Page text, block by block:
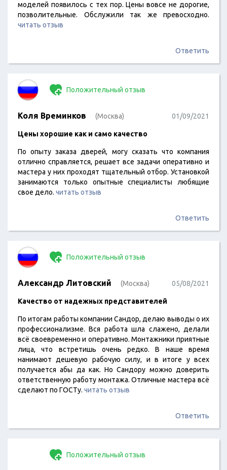
моделей появилось с тех пор. Цены вовсе не дорогие,
позволительные. Обслужили так же превосходно.
читать отзыв
Ответить
Положительный отзыв
Коля Времинков (Москва) 01/09/2021
Цены хорошие как и само качество
По опыту заказа дверей, могу сказать что компания
отлично справляется, решает все задачи оперативно и
мастера у них проходят тщательный отбор. Установкой
занимаются только опытные специалисты любящие
свое дело. читать отзыв
Ответить
Положительный отзыв
Александр Литовский (Москва) 05/08/2021
Качество от надежных представителей
По итогам работы компании Сандор, делаю выводы о их
профессионализме. Вся работа шла слажено, делали
всё своевременно и оперативно. Монтажники приятные
лица, что встретишь очень редко. В наше время
нанимают дешевую рабочую силу, и в итоге у всех
получается абы да как. Но Сандору можно доверить
ответственную работу монтажа. Отличные мастера всё
сделают по ГОСТу. читать отзыв
Ответить
Положительный отзыв